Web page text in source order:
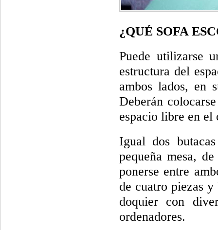
¿QUÉ SOFA
Puede utilizarse
estructura del
ambos lados, en
Deberán
espacio libre en el
Igual dos
pequeña mesa,
ponerse entre
de cuatro piezas y
doquier con
ordenadores.